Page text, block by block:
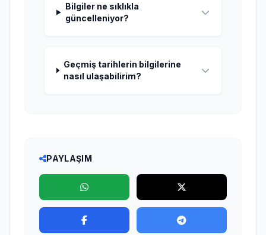
Bilgiler ne sıklıkla
güncelleniyor?
Geçmiş tarihlerin bilgilerine
nasıl ulaşabilirim?
PAYLAŞIM